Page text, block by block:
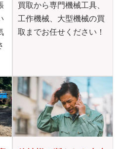
買取から専門機械工具、
工作機械、大型機械の買
取までお任せください！